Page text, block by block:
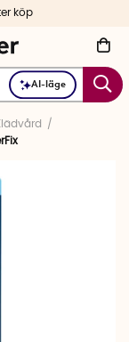
AI-läge
köp